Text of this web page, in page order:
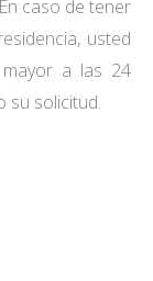
caso de tener
usted
a las 24
su solicitud.